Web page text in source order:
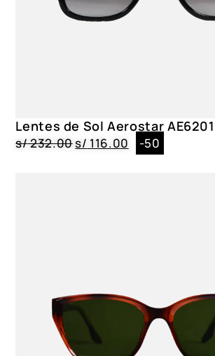
Lentes de Sol Aerostar AE6201
s/232.00s/ 116.00 -50